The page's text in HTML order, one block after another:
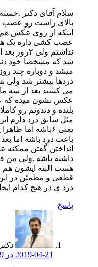
بالای راست رو عصب
اینکه از روی عکس
عصب کشی داره یک
نداشتم
شد که مشخصا خود
میشد و دوباره چند
دردها بیشتر شد ولی
می کشید بعد از سه
عکس نشون میده
بلنده و دندونم رو
مثل سابق درد دارم
یعنی ۶باشه اما
باعث درد باشه اما
هست البته ایشون
قطعی و مطمئن در
درد ی در هیچ کدام
پاسخ
2019-04-21 در 05:49